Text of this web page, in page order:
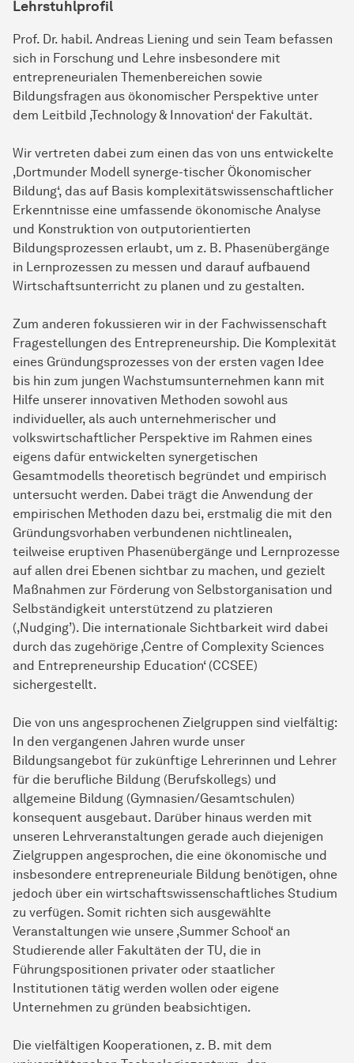
Lehrstuhlprofil
Prof. Dr. habil. Andreas Liening und sein Team befassen
sich in Forschung und Lehre insbesondere mit
entrepreneurialen Themenbereichen sowie
Bildungsfragen aus ökonomischer Perspektive unter
dem Leitbild ‚Technology & Innovation‘ der Fakultät.
Wir vertreten dabei zum einen das von uns entwickelte
‚Dortmunder Modell synerge-tischer Ökonomischer
Bildung‘, das auf Basis komplexitätswissenschaftlicher
Erkenntnisse eine umfassende ökonomische Analyse
und Konstruktion von outputorientierten
Bildungsprozessen erlaubt, um z. B. Phasenübergänge
in Lernprozessen zu messen und darauf aufbauend
Wirtschaftsunterricht zu planen und zu gestalten.
Zum anderen fokussieren wir in der Fachwissenschaft
Fragestellungen des Entrepreneurship. Die Komplexität
eines Gründungsprozesses von der ersten vagen Idee
bis hin zum jungen Wachstumsunternehmen kann mit
Hilfe unserer innovativen Methoden sowohl aus
individueller, als auch unternehmerischer und
volkswirtschaftlicher Perspektive im Rahmen eines
eigens dafür entwickelten synergetischen
Gesamtmodells theoretisch begründet und empirisch
untersucht werden. Dabei trägt die Anwendung der
empirischen Methoden dazu bei, erstmalig die mit den
Gründungsvorhaben verbundenen nichtlinealen,
teilweise eruptiven Phasenübergänge und Lernprozesse
auf allen drei Ebenen sichtbar zu machen, und gezielt
Maßnahmen zur Förderung von Selbstorganisation und
Selbständigkeit unterstützend zu platzieren
(‚Nudging’). Die internationale Sichtbarkeit wird dabei
durch das zugehörige ‚Centre of Complexity Sciences
and Entrepreneurship Education‘ (CCSEE)
sichergestellt.
Die von uns angesprochenen Zielgruppen sind vielfältig:
In den vergangenen Jahren wurde unser
Bildungsangebot für zukünftige Lehrerinnen und Lehrer
für die berufliche Bildung (Berufskollegs) und
allgemeine Bildung (Gymnasien/Gesamtschulen)
konsequent ausgebaut. Darüber hinaus werden mit
unseren Lehrveranstaltungen gerade auch diejenigen
Zielgruppen angesprochen, die eine ökonomische und
insbesondere entrepreneuriale Bildung benötigen, ohne
jedoch über ein wirtschaftswissenschaftliches Studium
zu verfügen. Somit richten sich ausgewählte
Veranstaltungen wie unsere ‚Summer School‘ an
Studierende aller Fakultäten der TU, die in
Führungspositionen privater oder staatlicher
Institutionen tätig werden wollen oder eigene
Unternehmen zu gründen beabsichtigen.
Die vielfältigen Kooperationen, z. B. mit dem